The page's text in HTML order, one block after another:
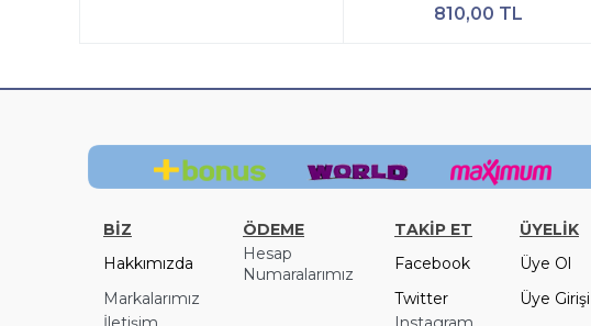
810,00 TL
BİZ ÖDEME TAKİP ET ÜYELİK
Hakkımızda
Hesap
Numaralarımız
Facebook Üye Ol
Markalarımız
Twitter Üye Girişi